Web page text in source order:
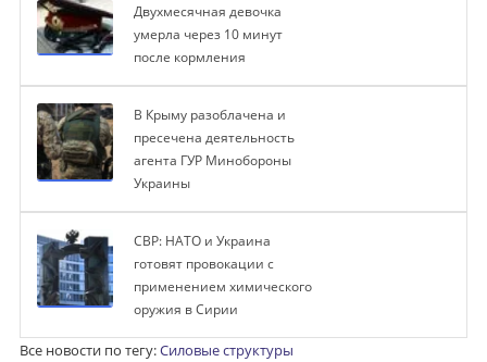
Двухмесячная девочка
умерла через 10 минут
после кормления
В Крыму разоблачена и
пресечена деятельность
агента ГУР Минобороны
Украины
СВР: НАТО и Украина
готовят провокации с
применением химического
оружия в Сирии
Все новости по тегу:Силовые структуры